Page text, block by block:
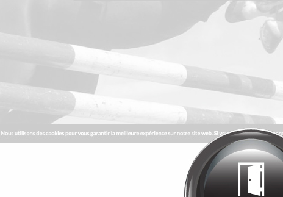
Bienvenue chez
MANÈGE DE
TUILERIE